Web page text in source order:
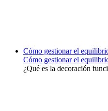
Cómo gestionar el
Cómo gestionar el
¿Qué es la decoración